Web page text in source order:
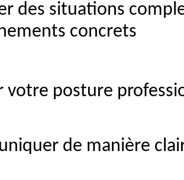
des situations
concrets
votre posture
de manière